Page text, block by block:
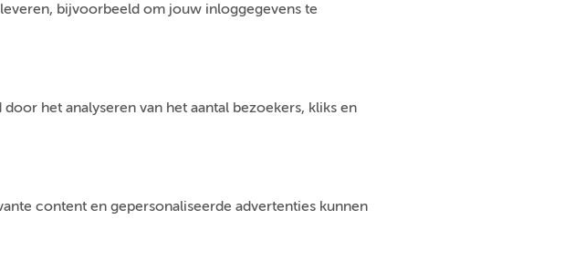
bijvoorbeeld om jouw inloggegevens te
het analyseren van het aantal bezoekers, kliks en
content en gepersonaliseerde advertenties kunnen